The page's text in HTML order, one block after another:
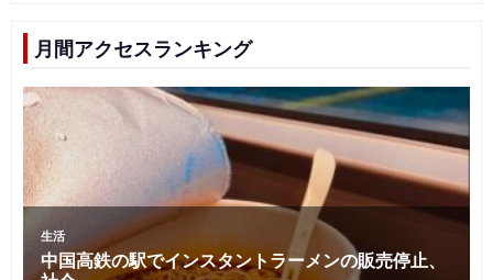
月間アクセスランキング